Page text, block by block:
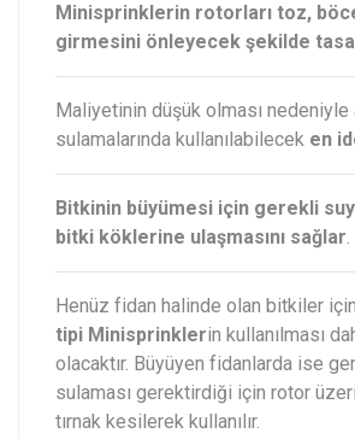
Minisprinklerin rotorları toz,
girmesini önleyecek şekilde
Maliyetinin düşük olması nedeniyle
sulamalarında kullanılabilecek en
Bitkinin büyümesi için gerekli
bitki köklerine ulaşmasını sağlar.
Henüz fidan halinde olan bitkiler için
tipi Minisprinklerin kullanılması
olacaktır. Büyüyen fidanlarda ise
sulaması gerektirdiği için rotor
tırnak kesilerek kullanılır.